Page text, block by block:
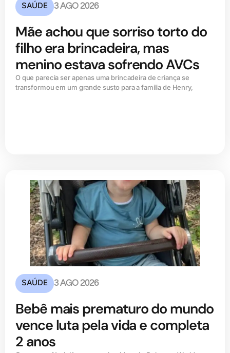
SAÚDE 3 AGO 2026
Mãe achou que sorriso torto do
filho era brincadeira, mas
menino estava sofrendo AVCs
O que parecia ser apenas uma brincadeira de criança se
transformou em um grande susto para a família de Henry,
SAÚDE 3 AGO 2026
Bebê mais prematuro do mundo
vence luta pela vida e completa
2 anos